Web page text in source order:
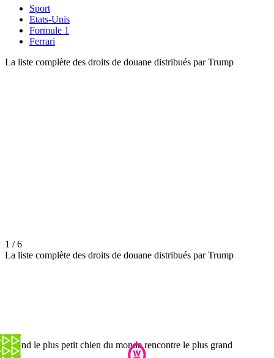
Sport
Etats-Unis
Formule 1
Ferrari
La liste complète des droits de douane distribués par Trump
1 / 6
La liste complète des droits de douane distribués par Trump
Quand le plus petit chien du monde rencontre le plus grand